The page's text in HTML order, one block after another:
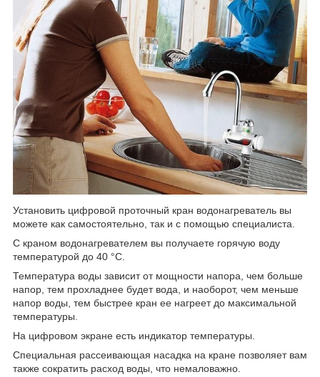
Установить цифровой проточный кран водонагреватель вы
можете как самостоятельно, так и с помощью специалиста.
С краном водонагревателем вы получаете горячую воду
температурой до 40 °C.
Температура воды зависит от мощности напора, чем больше
напор, тем прохладнее будет вода, и наоборот, чем меньше
напор воды, тем быстрее кран ее нагреет до максимальной
температуры.
На цифровом экране есть индикатор температуры.
Специальная рассеивающая насадка на кране позволяет вам
также сократить расход воды, что немаловажно.